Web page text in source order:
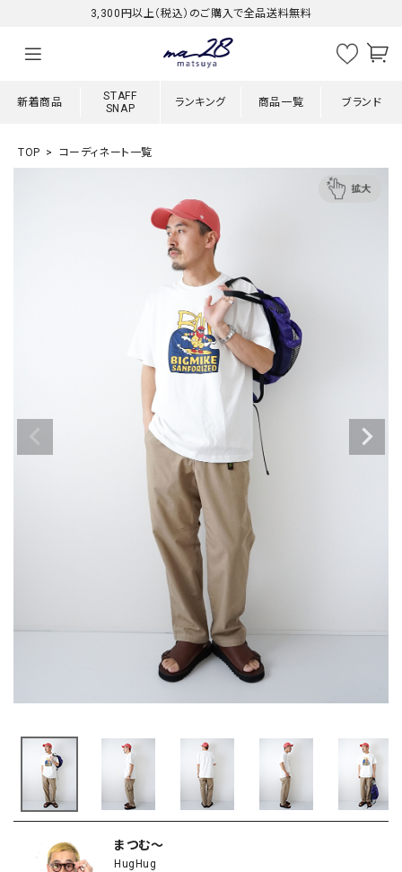
3,300円以上（税込）のご購入で全品送料無料
新着商品
STAFF
SNAP
ランキング 商品一覧 ブランド
TOP コーディネート一覧
まつむ～
HugHug